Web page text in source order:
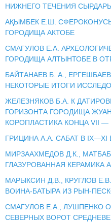
НИЖНЕГО ТЕЧЕНИЯ
АҚЫМБЕК Е.Ш.
ГОРОДИЩА АКТОБЕ
СМАГУЛОВ Е.А.
ГОРОДИЩА АЛТЫНТОБЕ В
БАЙТАНАЕВ Б. А.,
НЕКОТОРЫЕ ИТОГИ
ЖЕЛЕЗНЯКОВ Б.А. К
ГОРИЗОНТА ГОРОДИЩА
КОРОПЛАСТИКА КОНЦА VII —
ГРИЦИНА А.А. САБАТ В IX—XI
МИРЗААХМЕДОВ Д.К.,
ГЛАЗУРОВАННАЯ КЕРАМИКА
МАРЫКСИН Д.В., КРУГЛОВ
ВОИНА-БАТЫРА ИЗ РЫН-
СМАГУЛОВ Е.А., ЛУШПЕНКО
СЕВЕРНЫХ ВОРОТ